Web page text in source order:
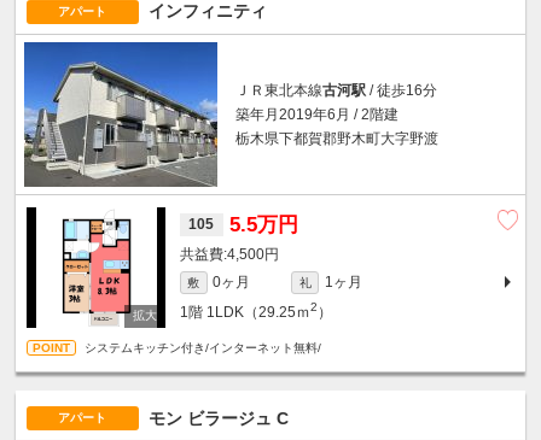
アパート インフィニティ
ＪＲ東北本線古河駅 / 徒歩16分
築年月2019年6月 / 2階建
栃木県下都賀郡野木町大字野渡
105 5.5万円
4,500円
敷 0ヶ月 礼
1ヶ月
1階 1LDK（29.25ｍ2 ）
システムキッチン付き/インターネット無料/
アパート モン ビラージュ C